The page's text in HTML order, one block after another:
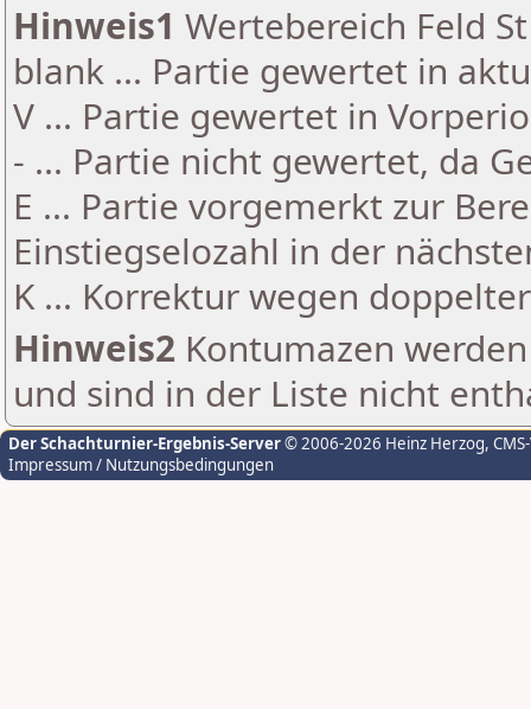
Hinweis1 Wertebereich Feld
blank ... Partie gewertet in
V ... Partie gewertet in
- ... Partie nicht gewertet, da
E ... Partie vorgemerkt zur
Einstiegselozahl in der
K ... Korrektur wegen
Hinweis2 Kontumazen
und sind in der Liste nicht
Der Schachturnier-Ergebnis-Server© 2006-2026 Heinz Herzog,
Impressum / Nutzungsbedingungen